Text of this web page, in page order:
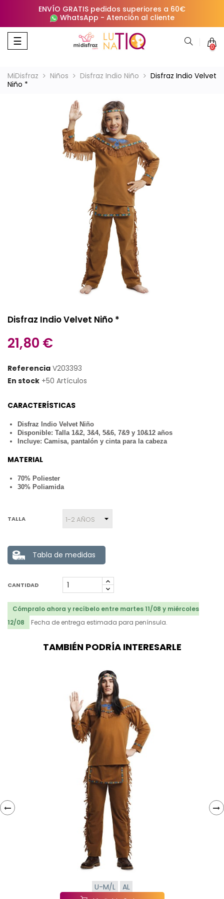
ENVÍO GRATIS pedidos superiores a 60€
WhatsApp - Atención al cliente
Navegación
de
☰ 0
MiDisfraz Niños Disfraz Indio Niño
Disfraz Indio Velvet
Niño *
Disfraz Indio Velvet Niño *
21,80 €
Referencia V203393
En stock +50 Artículos
CARACTERÍSTICAS
Disfraz Indio Velvet Niño
Disponible: Talla 1&2, 3&4, 5&6, 7&9 y 10&12 años
Incluye: Camisa, pantalón y cinta para la cabeza
MATERIAL
70% Poliester
30% Poliamida
TALLA
Tabla de medidas
CANTIDAD
Cómpralo ahora y recíbelo entre martes 11/08 y miércoles
12/08
Fecha de entrega estimada para península.
TAMBIÉN PODRÍA INTERESARLE
U-M/L AL